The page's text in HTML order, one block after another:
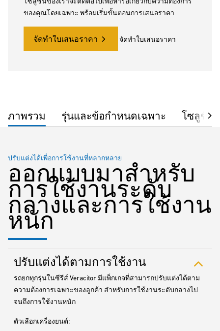
ของคุณโดยเฉพาะ พร้อมเริ่มขั้นตอนการเสนอราคา
จัดทำใบเสนอราคา จัดทำใบเสนอราคา
ภาพรวม รุ่นและข้อกำหนดเฉพาะ โซลูชัน
ปรับแต่งได้เพื่อการใช้งานที่หลากหลาย
ออกแบบมาสำหรับ
การใช้งานระดับ
กลางและการใช้งาน
หนัก
ปรับแต่งได้ตามการใช้งาน
รถยกทุกรุ่นในซีรีส์ Veracitor มีแพ็กเกจที่สามารถปรับแต่งได้ตาม
ความต้องการเฉพาะของลูกค้า สำหรับการใช้งานระดับกลางไป
จนถึงการใช้งานหนัก
ตัวเลือกเครื่องยนต์: